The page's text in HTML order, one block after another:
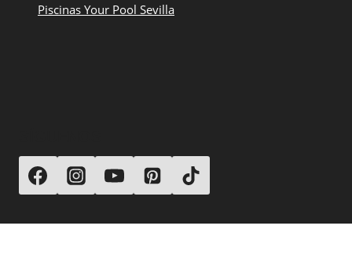
Piscinas Your Pool Sevilla